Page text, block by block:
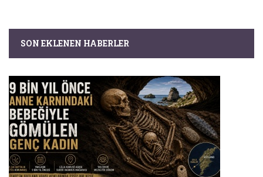
SON EKLENEN HABERLER